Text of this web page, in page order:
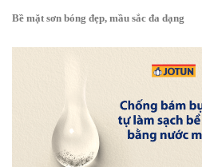
Bề mặt sơn bóng đẹp, mầu sắc đa dạng